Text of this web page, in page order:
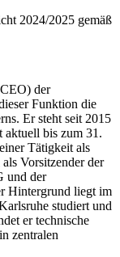
2024/2025 gemäß
der
Funktion die
Er steht seit 2015
aktuell bis zum 31.
Tätigkeit als
Vorsitzender der
und der
Hintergrund liegt im
studiert und
er technische
zentralen